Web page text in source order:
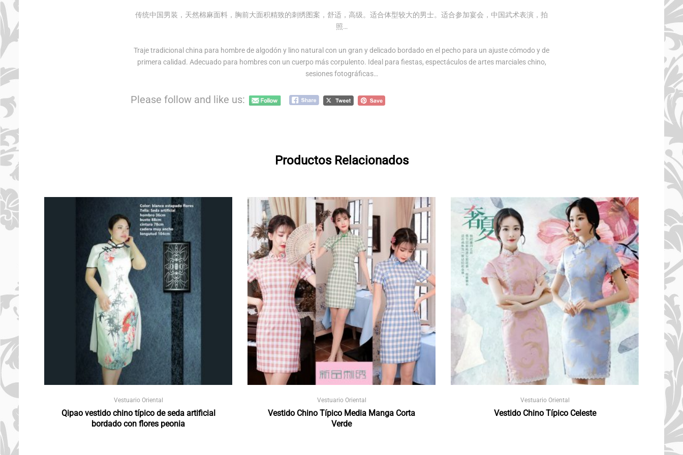
传统中国男装，天然棉麻面料，胸前大面积精致的刺绣图案，舒适，高级。适合体型较大的男士。适合参加宴会，中国武术表演，拍
照…
Traje tradicional china para hombre de algodón y lino natural con un gran y delicado bordado en el pecho para un ajuste cómodo y de
primera calidad. Adecuado para hombres con un cuerpo más corpulento. Ideal para fiestas, espectáculos de artes marciales chino,
sesiones fotográficas…
Please follow and like us:
Productos Relacionados
Vestuario Oriental
Qipao vestido chino típico de seda artificial
bordado con flores peonia
Vestuario Oriental
Vestido Chino Típico Media Manga Corta
Verde
Vestuario Oriental
Vestido Chino Típico Celeste